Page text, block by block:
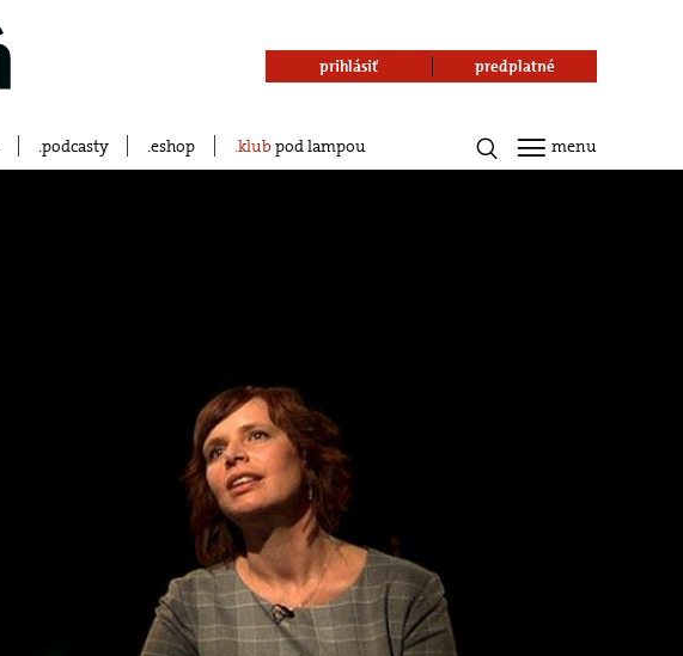
podcasty eshop klubpod lampou
prihlásiť predplatné
menu